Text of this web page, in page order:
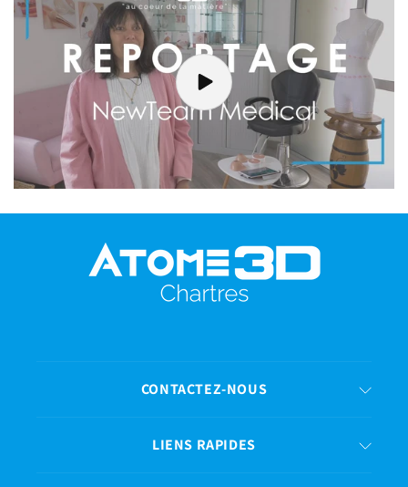
CONTACTEZ-NOUS
LIENS RAPIDES